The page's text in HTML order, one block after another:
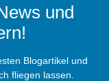
und
Blogartikel und
fliegen lassen.